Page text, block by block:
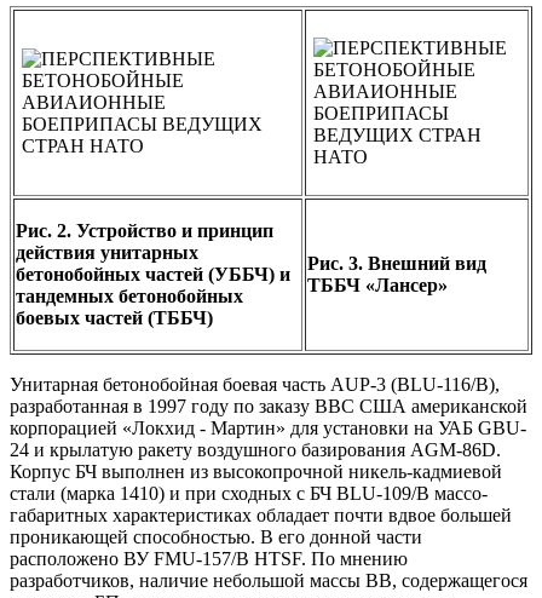
Рис. 2. Устройство и принцип
действия унитарных
бетонобойных частей (УББЧ) и
тандемных бетонобойных
боевых частей (ТББЧ)
Рис. 3. Внешний вид
ТББЧ «Лансер»
Унитарная бетонобойная боевая часть AUP-3 (BLU-116/B),
разработанная в 1997 году по заказу ВВС США американской
корпорацией «Локхид - Мартин» для установки на УАБ GBU-
24 и крылатую ракету воздушного базирования AGM-86D.
Корпус БЧ выполнен из высокопрочной никель-кадмиевой
стали (марка 1410) и при сходных с БЧ BLU-109/B массо-
габаритных характеристиках обладает почти вдвое большей
проникающей способностью. В его донной части
расположено ВУ FMU-157/B HTSF. По мнению
разработчиков, наличие небольшой массы ВВ, содержащегося